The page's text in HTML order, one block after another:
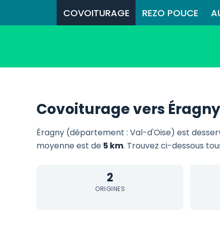
COVOITURAGE REZO POUCE
Covoiturage vers Éragny
Éragny (département : Val-d'Oise) est
moyenne est de 5 km. Trouvez ci-dessous
2
ORIGINES